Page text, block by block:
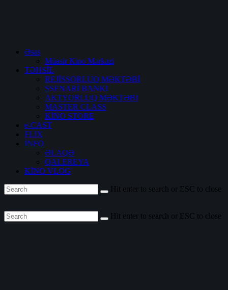
Əsas
Müasir Kino Mərkəzi
TƏHSİL
REJİSSORLUQ MƏKTƏBİ
SSENARİ BANKI
AKTYORLUQ MƏKTƏBİ
MASTER CLASS
KİNO STORE
e-CAST
FLIX
İNFO
ƏLAQƏ
QALEREYA
KİNO VLOG
Hit enter to search or ESC to close
Hit enter to search or ESC to close